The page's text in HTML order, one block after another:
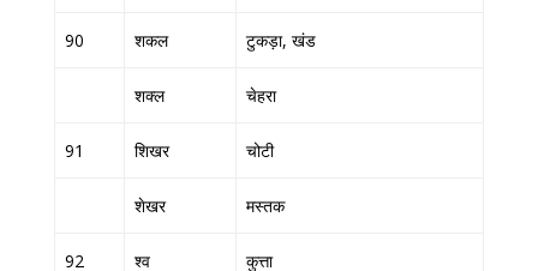
90 शकल टुकड़ा, खंड
शक्ल चेहरा
91 शिखर चोटी
शेखर मस्तक
92 श्व कुत्ता